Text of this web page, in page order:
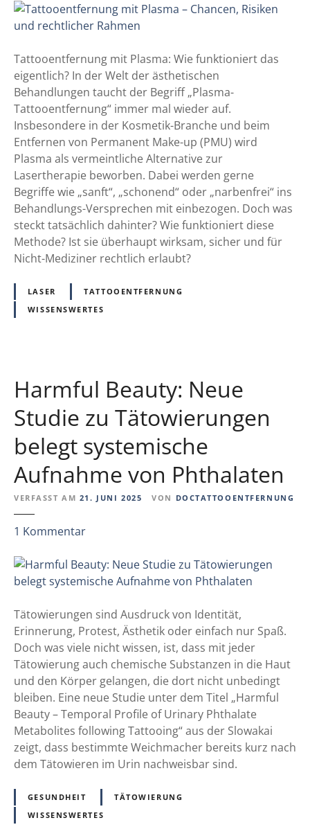
n
o
o
K
o
m
p
l
i
k
a
t
i
o
n
e
?
P
e
m
a
t
i
s
c
e
r
e
i
z
v
o
l
l
!
T
a
t
o
o
e
n
t
f
e
r
n
u
n
g
i
t
m
–
C
h
a
c
R
i
i
k
e
n
u
n
d
r
e
c
Tattooentfernung mit Plasma: Wie funktioniert das
eigentlich? In der Welt der ästhetischen
Behandlungen taucht der Begriff „Plasma-
Tattooentfernung“ immer mal wieder auf.
Insbesondere in der Kosmetik-Branche und beim
Entfernen von Permanent Make-up (PMU) wird
Plasma als vermeintliche Alternative zur
Lasertherapie beworben. Dabei werden gerne
Begriffe wie „sanft“, „schonend“ oder „narbenfrei“ ins
Behandlungs-Versprechen mit einbezogen. Doch was
steckt tatsächlich dahinter? Wie funktioniert diese
Methode? Ist sie überhaupt wirksam, sicher und für
Nicht-Mediziner rechtlich erlaubt?
LASER
TATTOOENTFERNUNG
WISSENSWERTES
Harmful Beauty: Neue
Studie zu Tätowierungen
belegt systemische
Aufnahme von Phthalaten
VERFASST AM 21. JUNI 2025 VON DOCTATTOOENTFERNUNG
1 Kommentarz
H
a
m
f
u
l
B
e
a
u
t
y
N
e
Tätowierungen sind Ausdruck von Identität,
Erinnerung, Protest, Ästhetik oder einfach nur Spaß.
Doch was viele nicht wissen, ist, dass mit jeder
Tätowierung auch chemische Substanzen in die Haut
und den Körper gelangen, die dort nicht unbedingt
bleiben. Eine neue Studie unter dem Titel „Harmful
Beauty – Temporal Profile of Urinary Phthalate
Metabolites following Tattooing“ aus der Slowakai
zeigt, dass bestimmte Weichmacher bereits kurz nach
dem Tätowieren im Urin nachweisbar sind.
GESUNDHEIT
TÄTOWIERUNG
WISSENSWERTES